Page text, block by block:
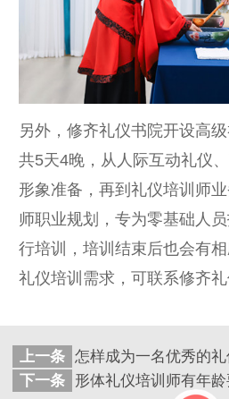
另外，修齐礼仪书院开设高
共5天4晚，从人际互动礼仪
形象准备，再到礼仪培训师
师职业规划，专为零基础人
行培训，培训结束后也会有
礼仪培训需求，可联系修齐礼
上一条 怎样成为一名优秀的
下一条
形体礼仪培训师有年龄要求